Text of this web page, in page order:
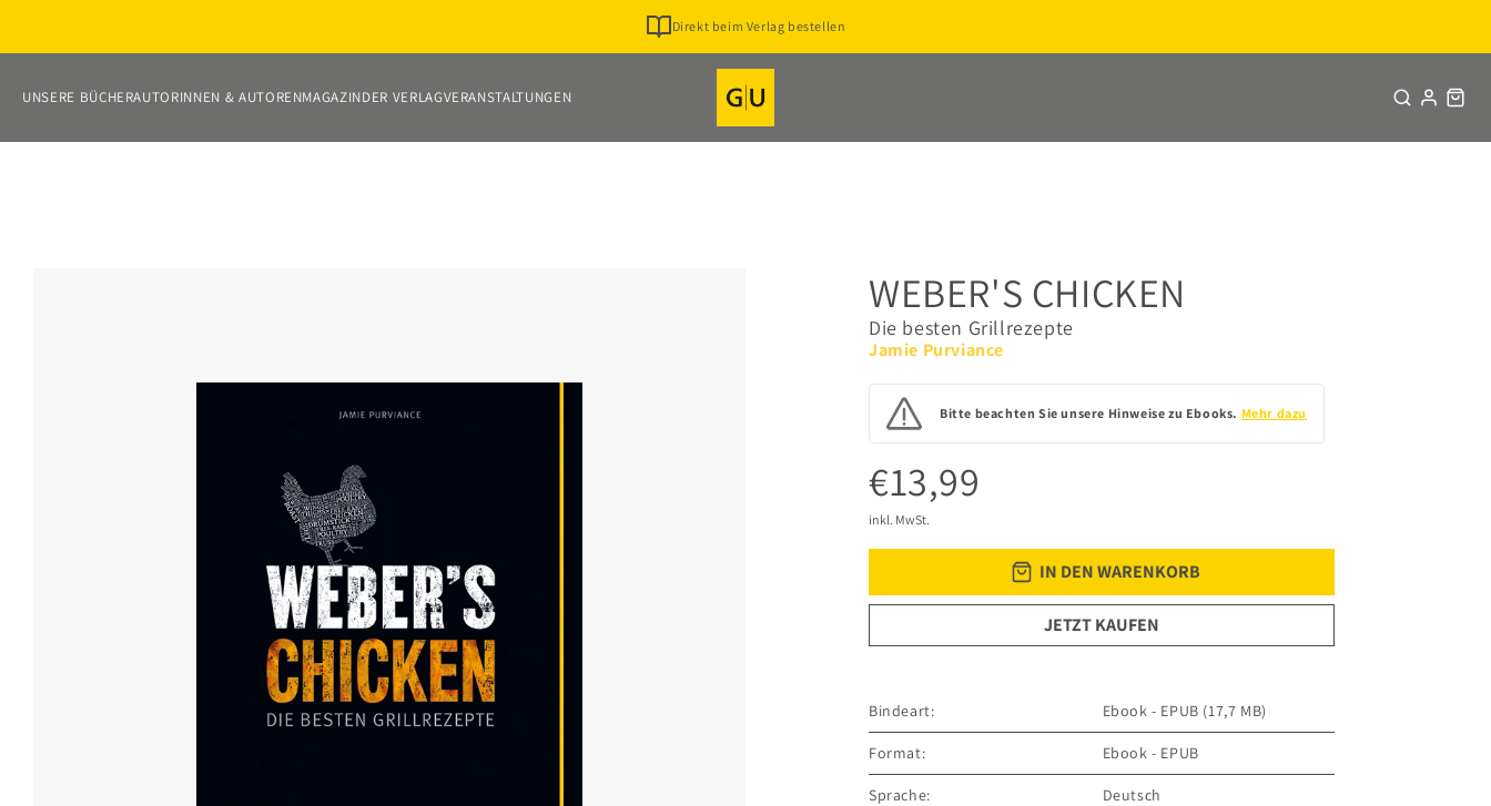
Direkt beim Verlag bestellen
UNSERE BÜCHERAUTORINNEN & AUTORENMAGAZINDER VERLAGVERANSTALTUNGEN
WEBER'S CHICKEN
Die besten Grillrezepte
Jamie Purviance
Bitte beachten Sie unsere Hinweise zu Ebooks. Mehr dazu
€13,99
inkl. MwSt.
IN DEN WARENKORB
JETZT KAUFEN
Bindeart: Ebook - EPUB (17,7 MB)
Format: Ebook - EPUB
Sprache: Deutsch